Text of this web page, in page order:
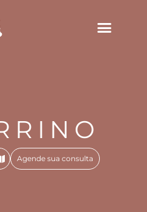
Agende sua consulta